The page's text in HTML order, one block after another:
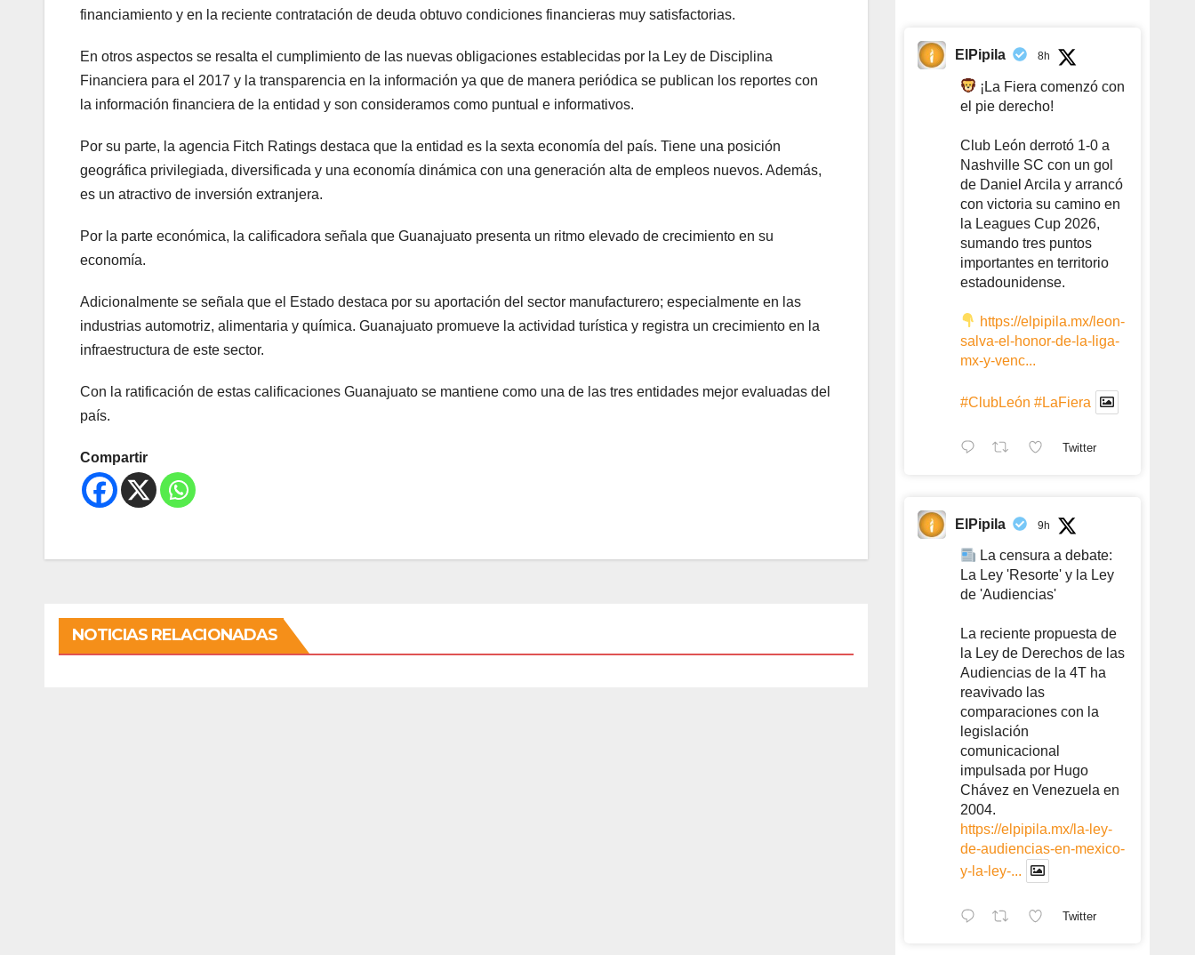
financiamiento y en la reciente contratación de deuda obtuvo condiciones financieras muy satisfactorias.
En otros aspectos se resalta el cumplimiento de las nuevas obligaciones establecidas por la Ley de Disciplina
Financiera para el 2017 y la transparencia en la información ya que de manera periódica se publican los reportes con
la información financiera de la entidad y son consideramos como puntual e informativos.
Por su parte, la agencia Fitch Ratings destaca que la entidad es la sexta economía del país. Tiene una posición
geográfica privilegiada, diversificada y una economía dinámica con una generación alta de empleos nuevos. Además,
es un atractivo de inversión extranjera.
Por la parte económica, la calificadora señala que Guanajuato presenta un ritmo elevado de crecimiento en su
economía.
Adicionalmente se señala que el Estado destaca por su aportación del sector manufacturero; especialmente en las
industrias automotriz, alimentaria y química. Guanajuato promueve la actividad turística y registra un crecimiento en la
infraestructura de este sector.
Con la ratificación de estas calificaciones Guanajuato se mantiene como una de las tres entidades mejor evaluadas del
país.
Compartir
NOTICIAS RELACIONADAS
ElPipila 8h
¡La Fiera comenzó con
el pie derecho!
Club León derrotó 1-0 a
Nashville SC con un gol
de Daniel Arcila y arrancó
con victoria su camino en
la Leagues Cup 2026,
sumando tres puntos
importantes en territorio
estadounidense.
https://elpipila.mx/leon-
salva-el-honor-de-la-liga-
mx-y-venc...
#ClubLeón #LaFiera
Twitter
ElPipila 9h
La censura a debate:
La Ley 'Resorte' y la Ley
de 'Audiencias'
La reciente propuesta de
la Ley de Derechos de las
Audiencias de la 4T ha
reavivado las
comparaciones con la
legislación
comunicacional
impulsada por Hugo
Chávez en Venezuela en
2004.
https://elpipila.mx/la-ley-
de-audiencias-en-mexico-
y-la-ley-...
Twitter